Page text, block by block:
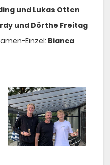
und Lukas Otten
und Dörthe Freitag
Einzel: Bianca